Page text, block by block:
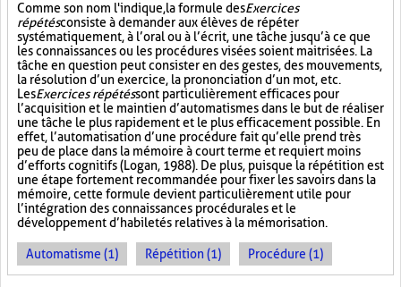
Comme son nom l'indique, la formule desExercices
répétésconsiste à demander aux élèves de répéter
systématiquement, à l’oral ou à l’écrit, une tâche jusqu’à ce que
les connaissances ou les procédures visées soient maitrisées. La
tâche en question peut consister en des gestes, des mouvements,
la résolution d’un exercice, la prononciation d’un mot, etc.
LesExercices répétéssont particulièrement efficaces pour
l’acquisition et le maintien d’automatismes dans le but de réaliser
une tâche le plus rapidement et le plus efficacement possible. En
effet, l’automatisation d’une procédure fait qu’elle prend très
peu de place dans la mémoire à court terme et requiert moins
d’efforts cognitifs (Logan, 1988). De plus, puisque la répétition est
une étape fortement recommandée pour fixer les savoirs dans la
mémoire, cette formule devient particulièrement utile pour
l’intégration des connaissances procédurales et le
développement d’habiletés relatives à la mémorisation.
Automatisme (1) Répétition (1) Procédure (1)